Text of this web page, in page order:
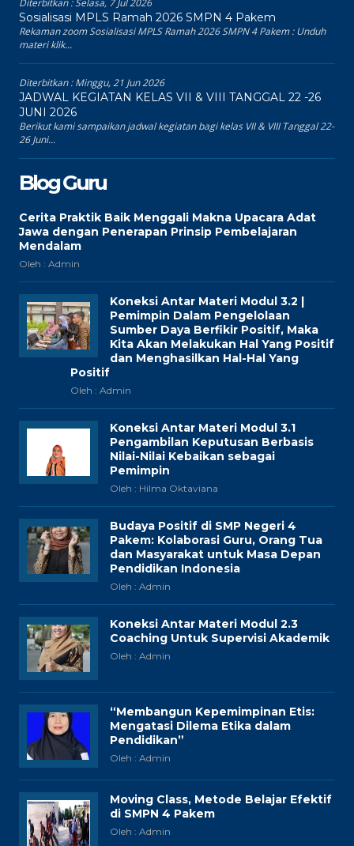
Sosialisasi MPLS Ramah 2026 SMPN 4 Pakem
Rekaman zoom Sosialisasi MPLS Ramah 2026 SMPN 4 Pakem : Unduh
materi klik...
Diterbitkan :Minggu, 21 Jun 2026
JADWAL KEGIATAN KELAS VII & VIII TANGGAL 22 -26
JUNI 2026
Berikut kami sampaikan jadwal kegiatan bagi kelas VII & VIII Tanggal 22-
26 Juni...
Blog Guru
Cerita Praktik Baik Menggali Makna Upacara Adat
Jawa dengan Penerapan Prinsip Pembelajaran
Mendalam
Oleh : Admin
Koneksi Antar Materi Modul 3.2 |
Pemimpin Dalam Pengelolaan
Sumber Daya Berfikir Positif, Maka
Kita Akan Melakukan Hal Yang Positif
dan Menghasilkan Hal-Hal Yang
Positif
Oleh : Admin
Koneksi Antar Materi Modul 3.1
Pengambilan Keputusan Berbasis
Nilai-Nilai Kebaikan sebagai
Pemimpin
Oleh : Hilma Oktaviana
Budaya Positif di SMP Negeri 4
Pakem: Kolaborasi Guru, Orang Tua
dan Masyarakat untuk Masa Depan
Pendidikan Indonesia
Oleh : Admin
Koneksi Antar Materi Modul 2.3
Coaching Untuk Supervisi Akademik
Oleh : Admin
“Membangun Kepemimpinan Etis:
Mengatasi Dilema Etika dalam
Pendidikan”
Oleh : Admin
Moving Class, Metode Belajar Efektif
di SMPN 4 Pakem
Oleh : Admin